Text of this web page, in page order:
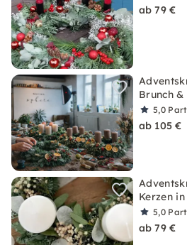
ab 79 €
Brunch
5,0
ab 105 €
Kerzen
5,0
ab 79 €